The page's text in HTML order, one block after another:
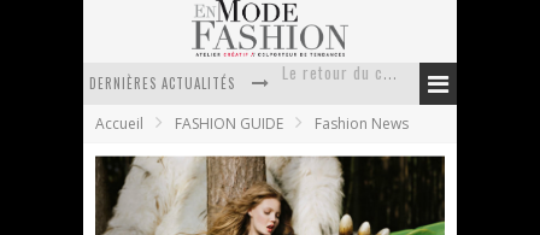
DERNIÈRES ACTUALITÉS
Doudoune pour femme : choisir la pièce idéale entre style, chaleur et durabilité
La trousse de toilette : l’accessoire indispensable de voyage
Week-end spa en automne : quel maillot de bain choisir ?
Pourquoi le costume sur mesure à Paris est un incontournable de l’élégance contemporaine ?
Accueil FASHION GUIDE Fashion News